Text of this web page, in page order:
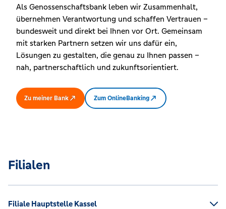
Als Genossenschaftsbank leben wir Zusammenhalt,
übernehmen Verantwortung und schaffen Vertrauen –
bundesweit und direkt bei Ihnen vor Ort. Gemeinsam
mit starken Partnern setzen wir uns dafür ein,
Lösungen zu gestalten, die genau zu Ihnen passen –
nah, partnerschaftlich und zukunftsorientiert.
Zu meiner Bank Zum OnlineBanking
Filialen
Filiale Hauptstelle Kassel